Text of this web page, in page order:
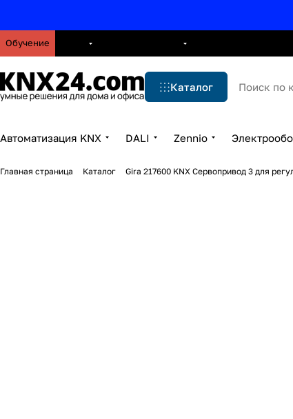
Обучение
Каталог
Автоматизация KNX DALI Zennio
Главная страница Каталог Gira 217600 KNX Сервопривод 3 для